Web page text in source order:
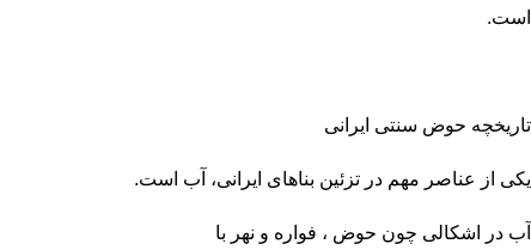
است.
تاریخچه حوض سنتی ایرانی
یکی از عناصر مهم در تزئین بناهای ایرانی، آب است.
آب در اشکالی چون حوض ، فواره و نهر با